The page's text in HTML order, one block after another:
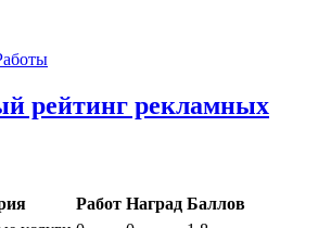
рейтинг рекламных
Работ Наград Баллов